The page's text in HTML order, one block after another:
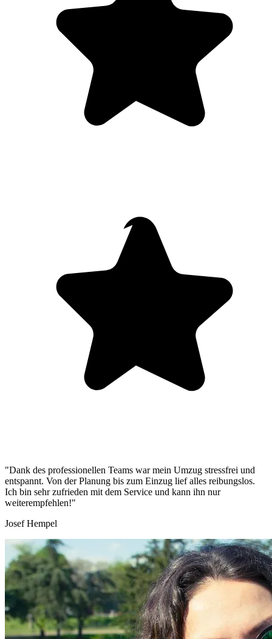
"Dank des professionellen Teams war mein Umzug stressfrei und
entspannt. Von der Planung bis zum Einzug lief alles reibungslos.
Ich bin sehr zufrieden mit dem Service und kann ihn nur
weiterempfehlen!"
Josef Hempel